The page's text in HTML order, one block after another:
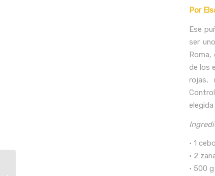
Por
Ese
ser
Roma,
de los
rojas,
• 1
• 2
• 500